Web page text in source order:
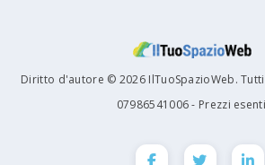
Diritto d'autore © 2026 IlTuoSpazioWeb.
07986541006 - Prezzi